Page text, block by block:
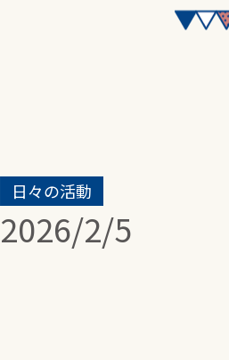
日々の活動
2026/2/5